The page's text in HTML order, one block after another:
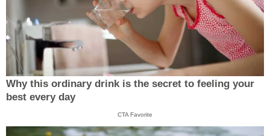
Why this ordinary drink is the secret to feeling your
best every day
CTA Favorite